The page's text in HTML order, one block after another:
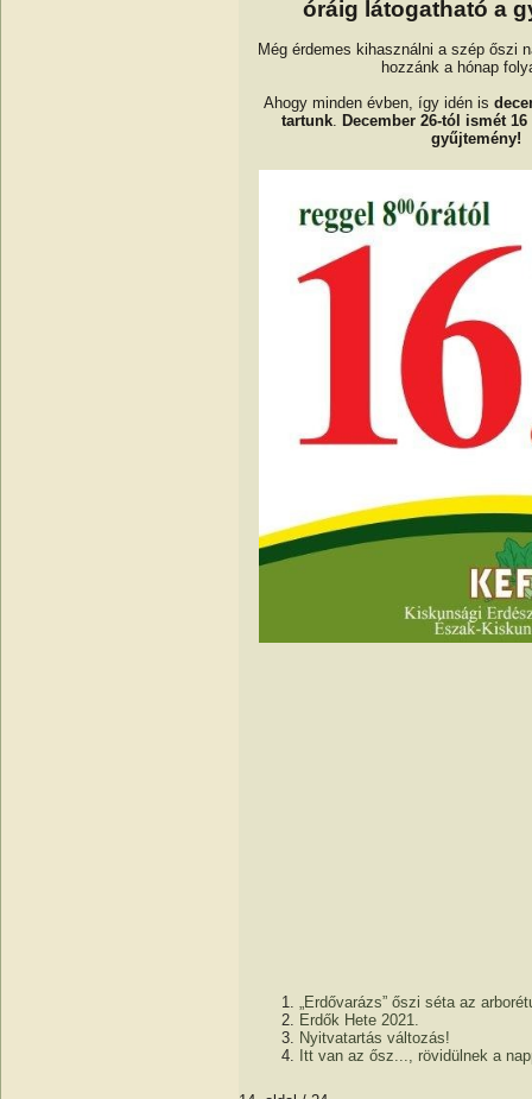
óráig látogatható a
Még érdemes kihasználni a szép őszi
hozzánk a hónap
Ahogy minden évben, így idén is
tartunk December 26-tól ismét
gyűjtemény!
„Erdővarázs” őszi séta az
Erdők Hete 2021.
Nyitvatartás változás!
Itt van az ősz..., rövidülnek a